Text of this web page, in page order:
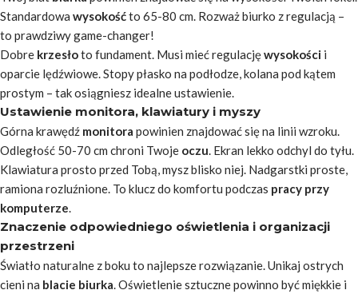
Standardowa wysokośćto 65-80 cm. Rozważ biurko z regulacją –
to prawdziwy game-changer!
Dobre krzesłoto fundament. Musi mieć regulacjęwysokości i
oparcie lędźwiowe. Stopy płasko na podłodze, kolana pod kątem
prostym – tak osiągniesz idealne ustawienie.
Ustawienie monitora, klawiatury i myszy
Górna krawędź monitora powinien znajdować się na linii wzroku.
Odległość 50-70 cm chroni Twoje oczu. Ekran lekko odchyl do tyłu.
Klawiatura prosto przed Tobą, mysz blisko niej. Nadgarstki proste,
ramiona rozluźnione. To klucz do komfortu podczas pracy przy
komputerze.
Znaczenie odpowiedniego oświetlenia i organizacji
przestrzeni
Światło naturalne z boku to najlepsze rozwiązanie. Unikaj ostrych
cieni na blacie biurka. Oświetlenie sztuczne powinno być miękkie i